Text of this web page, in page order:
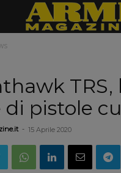
TRS,
di pistole
- 15 Aprile 2020